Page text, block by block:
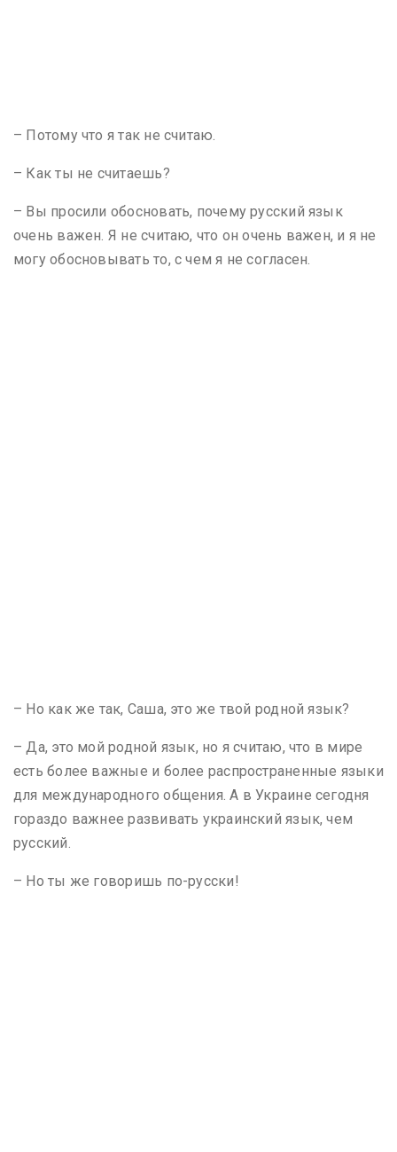
– Потому что я так не считаю.
– Как ты не считаешь?
– Вы просили обосновать, почему русский язык
очень важен. Я не считаю, что он очень важен, и я не
могу обосновывать то, с чем я не согласен.
– Но как же так, Саша, это же твой родной язык?
– Да, это мой родной язык, но я считаю, что в мире
есть более важные и более распространенные языки
для международного общения. А в Украине сегодня
гораздо важнее развивать украинский язык, чем
русский.
– Но ты же говоришь по-русски!